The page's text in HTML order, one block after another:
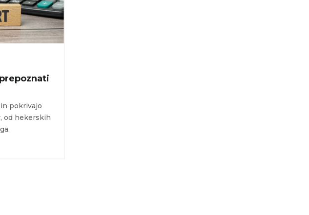
pokrivajo
od hekerskih